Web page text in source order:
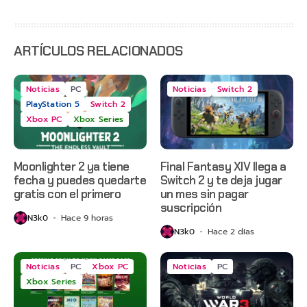
ARTÍCULOS RELACIONADOS
Noticias
PC
PlayStation 5
Switch 2
Xbox PC
Xbox Series
Moonlighter 2 ya tiene
fecha y puedes quedarte
gratis con el primero
N3k0 Hace 9 horas
Noticias Switch 2
Final Fantasy XIV llega a
Switch 2 y te deja jugar
un mes sin pagar
suscripción
N3k0 Hace 2 días
Noticias PC
Xbox PC
Xbox Series
Noticias PC